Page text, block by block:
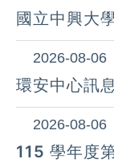
國立中興大學
度 第25梯
2026-08-06
環安中心訊
08:30~下午
新進人員職
2026-08-06
115 學年度